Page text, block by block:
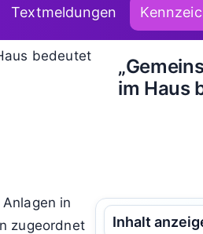
Textmeldungen
im Haus
Inhalt
in
zugeordnet